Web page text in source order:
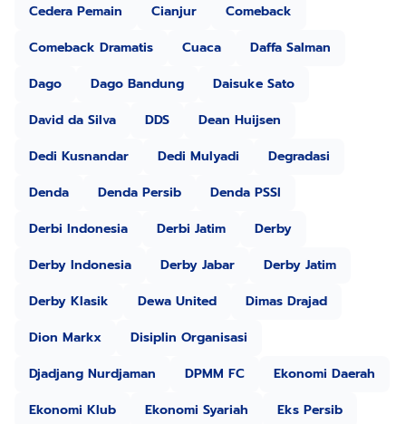
Cedera Pemain Cianjur
Comeback
Comeback Dramatis
Cuaca
Daffa Salman
Dago
Dago Bandung
Daisuke Sato
David da Silva
DDS
Dean Huijsen
Dedi Kusnandar
Dedi Mulyadi
Degradasi
Denda
Denda Persib
Denda PSSI
Derbi Indonesia
Derbi Jatim
Derby
Derby Indonesia
Derby Jabar
Derby Jatim
Derby Klasik
Dewa United
Dimas Drajad
Dion Markx
Disiplin Organisasi
Djadjang Nurdjaman
DPMM FC
Ekonomi Daerah
Ekonomi Klub
Ekonomi Syariah
Eks Persib